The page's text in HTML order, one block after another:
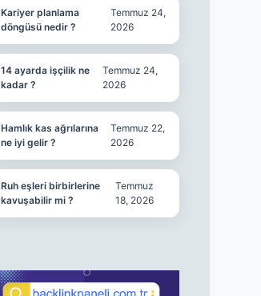
Kariyer planlama
döngüsü nedir ?
Temmuz 24,
2026
14 ayarda işçilik ne
kadar ?
Temmuz 24,
2026
Hamlık kas ağrılarına
ne iyi gelir ?
Temmuz 22,
2026
Ruh eşleri birbirlerine
kavuşabilir mi ?
Temmuz
18, 2026